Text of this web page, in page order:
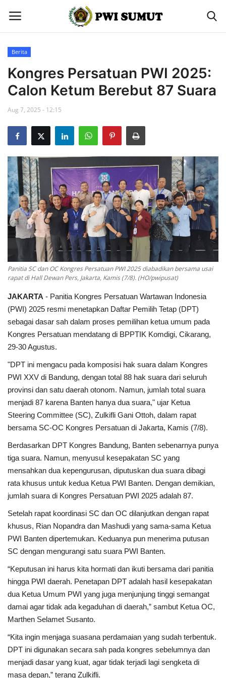
Home
Berita
Gallery
Berita
Kongres Persatuan PWI 2025:
Calon Ketum Berebut 87 Suara
Aug 7, 2025 - 12:15
Panitia SC dan OC Kongres Persatuan PWI 2025 diabadikan bersama usai
rapat di Hall Dewan Pers, Jakarta, Kamis (7/8). (HO/pwipusat)
JAKARTA - Panitia Kongres Persatuan Wartawan Indonesia
(PWI) 2025 resmi menetapkan Daftar Pemilih Tetap (DPT)
sebagai dasar sah dalam proses pemilihan ketua umum pada
Kongres Persatuan mendatang di BPPTIK Komdigi, Cikarang,
29-30 Agustus.
"DPT ini mengacu pada komposisi hak suara dalam Kongres
PWI XXV di Bandung, dengan total 88 hak suara dari seluruh
provinsi dan satu daerah otonom. Namun, jumlah total suara
menjadi 87 karena Banten hanya dua suara," ujar Ketua
Steering Committee (SC), Zulkifli Gani Ottoh, dalam rapat
bersama SC-OC Kongres Persatuan di Jakarta, Kamis (7/8).
Berdasarkan DPT Kongres Bandung, Banten sebenarnya punya
tiga suara. Namun, menyusul kesepakatan SC yang
mensahkan dua kepengurusan, diputuskan dua suara dibagi
rata khusus untuk kedua Ketua PWI Banten. Dengan demikian,
jumlah suara di Kongres Persatuan PWI 2025 adalah 87.
Setelah rapat koordinasi SC dan OC dilanjutkan dengan rapat
khusus, Rian Nopandra dan Mashudi yang sama-sama Ketua
PWI Banten dipertemukan. Keduanya pun menerima putusan
SC dengan mengurangi satu suara PWI Banten.
“Keputusan ini harus kita hormati dan ikuti bersama dari panitia
hingga PWI daerah. Penetapan DPT adalah hasil kesepakatan
dua Ketua Umum PWI yang juga menjunjung tinggi semangat
damai agar tidak ada kegaduhan di daerah,” sambut Ketua OC,
Marthen Selamet Susanto.
“Kita ingin menjaga suasana perdamaian yang sudah terbentuk.
DPT ini digunakan secara sah pada kongres sebelumnya dan
menjadi dasar yang kuat, agar tidak terjadi lagi sengketa di
masa depan,” terang Zulkifli.